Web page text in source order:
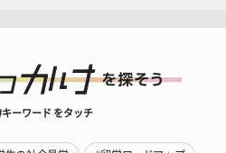
ーワード をタッチ